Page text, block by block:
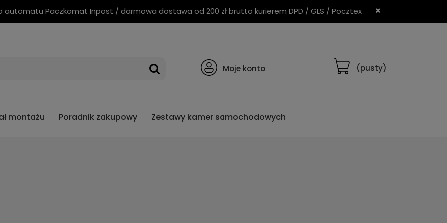
automatu Paczkomat Inpost / darmowa dostawa od 200 zł brutto kurierem DPD / GLS / Pocztex
Moje konto (pusty)
montażu Poradnik zakupowy Zestawy kamer samochodowych